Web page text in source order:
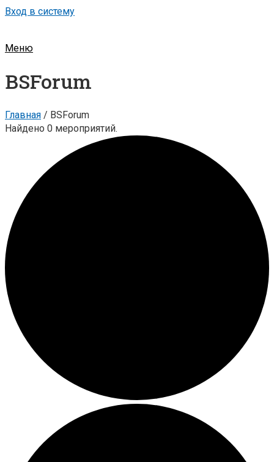
Вход в систему
Меню
BSForum
Главная / BSForum
Найдено 0 мероприятий.